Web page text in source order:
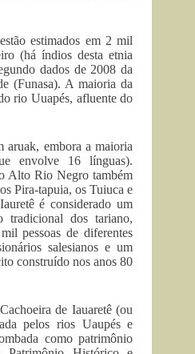
estimados em 2 mil
(há índios desta etnia
dados de 2008 da
(Funasa). A maioria da
rio Uuapés, afluente do
aruak, embora a maioria
envolve 16 línguas).
Alto Rio Negro também
Pira-tapuia, os Tuiuca e
é considerado um
tradicional dos tariano,
pessoas de diferentes
salesianos e um
construído nos anos 80
de Iauaretê (ou
pelos rios Uaupés e
como patrimônio